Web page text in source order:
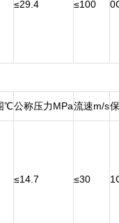
≤29.4 ≤100
℃公称压力MPa流速m/s
≤14.7 ≤30